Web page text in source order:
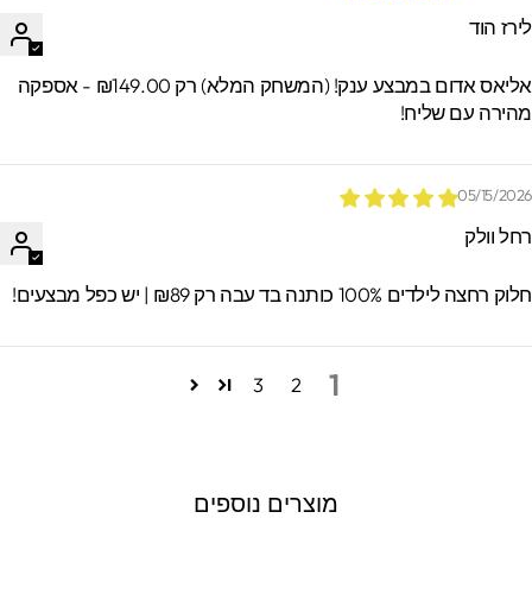
הוד
אליאס אדום במבצע ענק! (המשחק המלא) רק ₪149.00 - אספקה
עם שליח!
05/15/
וולק
רחצה לילדים 100% כותנה בד עבה רק ₪89 | יש כפל מבצעים!
1
2
3
מוצרים נוספים